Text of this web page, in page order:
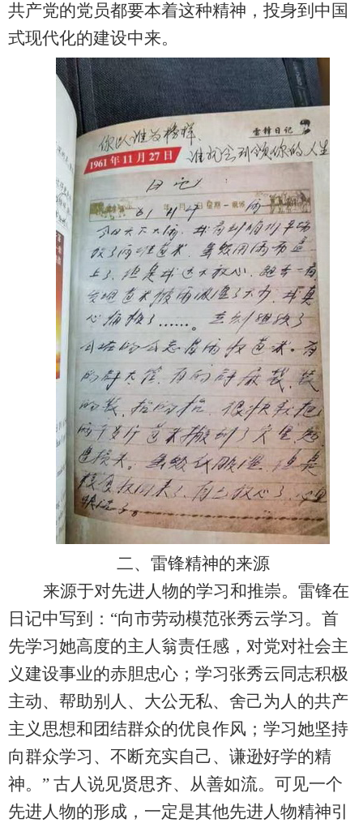
共产党的党员都要本着这种精神 ，投身到中 国
式现代化的建设中来。
二、 雷锋精神的来源
来源于对先进人物的学习和推崇。雷锋在
日记中写到： “向市劳动模范张秀云学习。首
先学习她高度的主人翁责任感，对党对社会主
义建设事业的赤胆忠心；学习张秀云同志积极
主动、帮助别人、大公无私、舍己为人的共产
主义思想和团结群众的优良作风；学习她坚持
向群众学习、不断充实自己、谦逊好学的精
神。 ” 古人说见贤思齐、从善如流。可见一个
先进人物的形成，一定是其他先进人物精神引